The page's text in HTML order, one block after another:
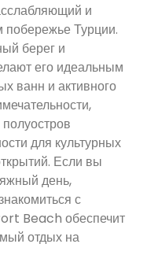
и
Турции.
берег и
его идеальным
ванн и активного
для культурных
Если вы
день,
с
Beach обеспечит
отдых на